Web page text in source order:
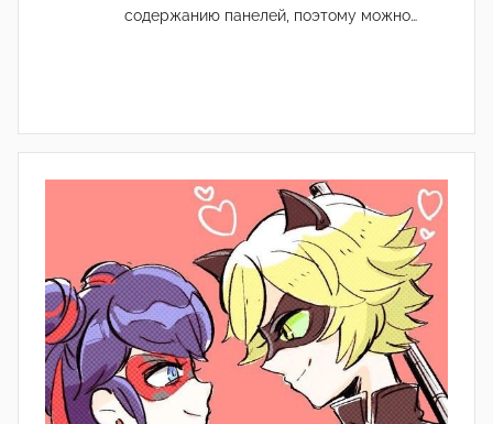
содержанию панелей, поэтому можно…